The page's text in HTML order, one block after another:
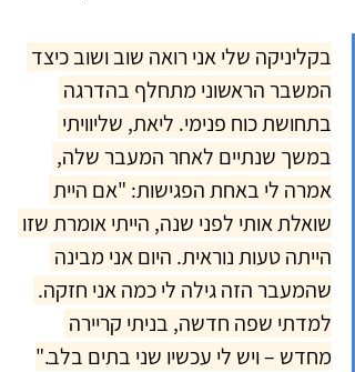
בקליניקה שלי אני רואה שוב ושוב כיצד
המשבר הראשוני מתחלף בהדרגה
בתחושת כוח פנימי. ליאת, שליוויתי
במשך שנתיים לאחר המעבר שלה,
אמרה לי באחת הפגישות: "אם היית
שואלת אותי לפני שנה, הייתי אומרת שזו
הייתה טעות נוראית. היום אני מבינה
שהמעבר הזה גילה לי כמה אני חזקה.
למדתי שפה חדשה, בניתי קריירה
מחדש – ויש לי עכשיו שני בתים בלב."